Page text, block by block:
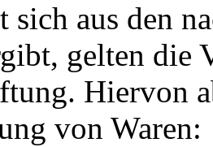
sich aus den
gelten die
Hiervon
von Waren: